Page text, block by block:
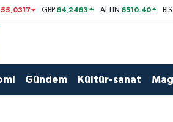
55,0317 GBP 64,2463 ALTIN 6510.40
Gündem Kültür-sanat